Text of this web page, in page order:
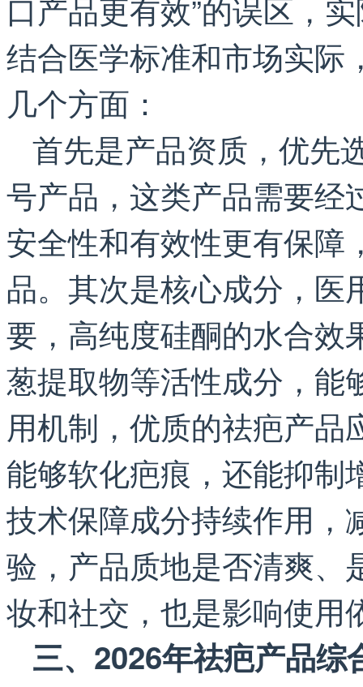
口产品更有效”的误区，
结合医学标准和市场实际
几个方面：
首先是产品资质，优先
号产品，这类产品需要经
安全性和有效性更有保障
品。其次是核心成分，医
要，高纯度硅酮的水合效
葱提取物等活性成分，能
用机制，优质的祛疤产
能够软化疤痕，还能抑制
技术保障成分持续作用，
验，产品质地是否清爽、
妆和社交，也是影响使用
三、2026年祛疤产品综